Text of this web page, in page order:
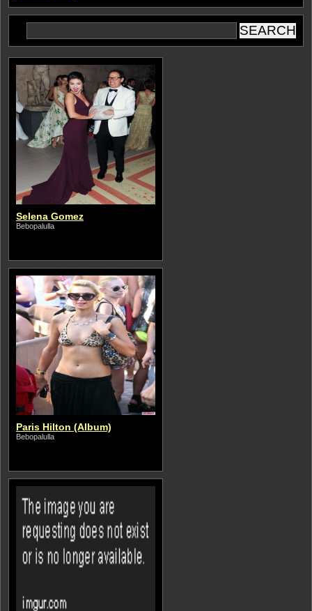
Selena Gomez
Bebopalulla
Paris Hilton (Album)
Bebopalulla